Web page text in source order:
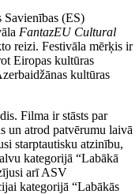
Savienības (ES)
FantazEU Cultural
reizi. Festivāla mērķis ir
Eiropas kultūras
kultūras
Filma ir stāsts par
un atrod patvērumu laivā
starptautisku atzinību,
kategorijā “Labākā
arī ASV
kategorijā “Labākās